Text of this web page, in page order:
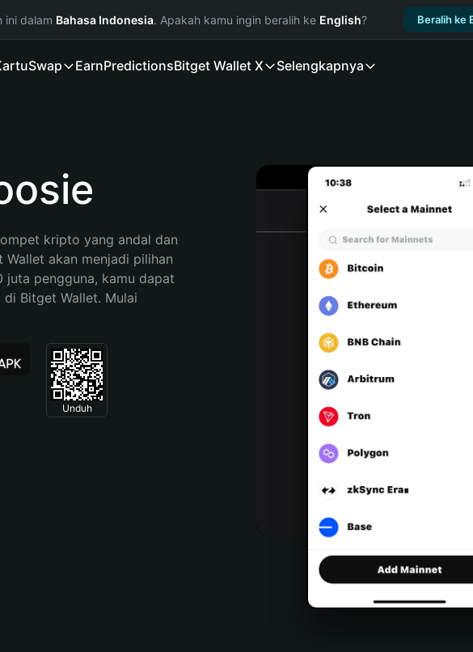
ini dalam Bahasa Indonesia. Apakah kamu ingin beralih ke English? Beralih ke
Swap EarnPredictionsBitget Wallet X Selengkapnya
kripto yang andal dan
Wallet akan menjadi pilihan
pengguna, kamu dapat
di Bitget Wallet. Mulai
Unduh